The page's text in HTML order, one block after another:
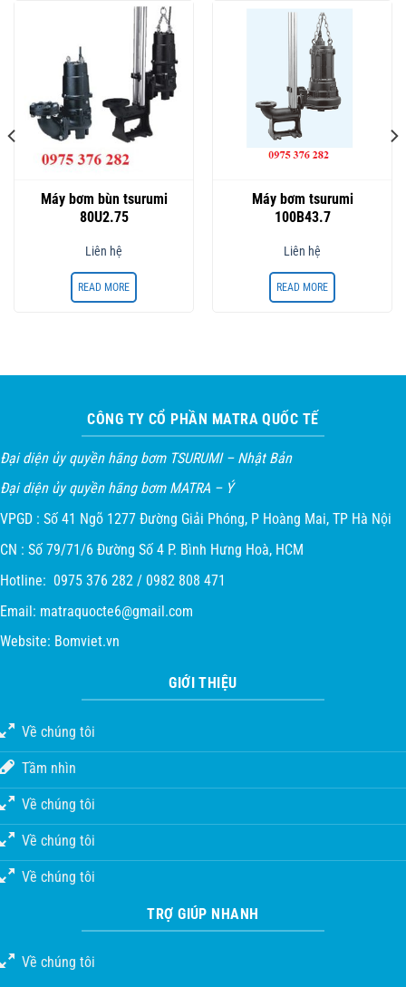
Máy bơm bùn tsurumi
80U2.75
Liên hệ
READ MORE
Máy bơm tsurumi
100B43.7
Liên hệ
READ MORE
CÔNG TY CỔ PHẦN MATRA QUỐC TẾ
Đại diện ủy quyền hãng bơm TSURUMI – Nhật Bản
Đại diện ủy quyền hãng bơm MATRA – Ý
VPGD : Số 41 Ngõ 1277 Đường Giải Phóng, P Hoàng Mai, TP Hà Nội
CN : Số 79/71/6 Đường Số 4 P. Bình Hưng Hoà, HCM
Hotline: 0975 376 282 / 0982 808 471
Email: matraquocte6@gmail.com
Website: Bomviet.vn
GIỚI THIỆU
Về chúng tôi
Tầm nhìn
Về chúng tôi
Về chúng tôi
Về chúng tôi
TRỢ GIÚP NHANH
Về chúng tôi